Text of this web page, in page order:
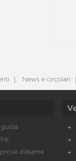
News e circolari
d’esame